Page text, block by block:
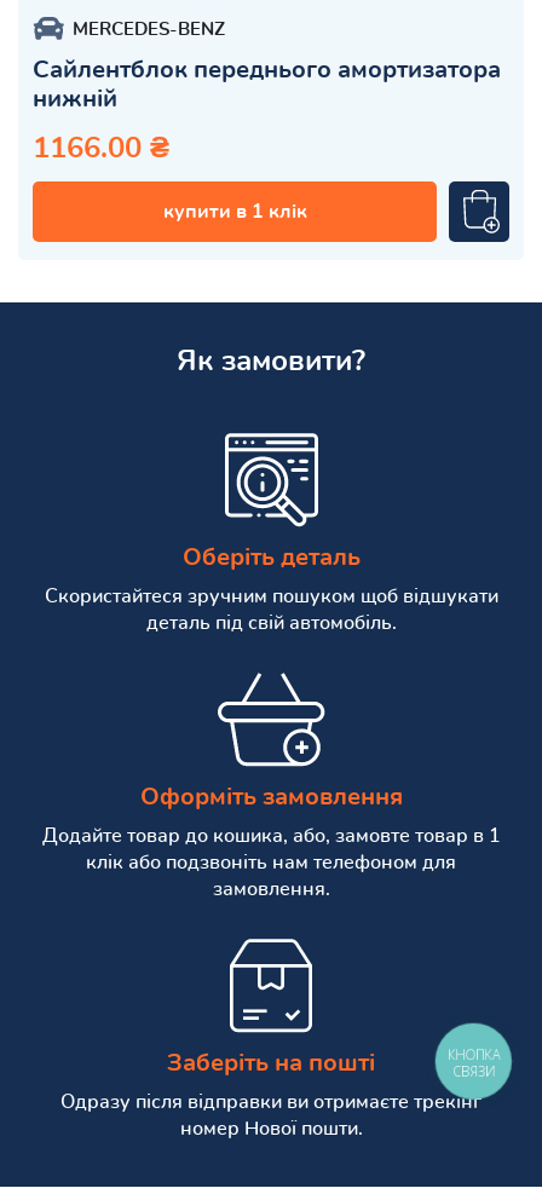
MERCEDES-BENZ
Сайлентблок переднього амортизатора
нижній
1166.00 ₴
купити в 1 клік
Як замовити?
Оберіть деталь
Скористайтеся зручним пошуком щоб відшукати
деталь під свій автомобіль.
Оформіть замовлення
Додайте товар до кошика, або, замовте товар в 1
клік або подзвоніть нам телефоном для
замовлення.
Заберіть на пошті
Одразу після відправки ви отримаєте трекінг
номер Нової пошти.
КНОПКА
СВЯЗИ